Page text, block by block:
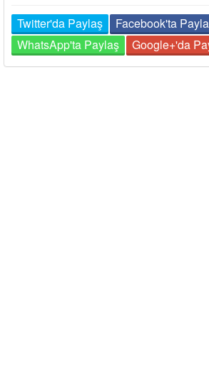
Twitter'da Paylaş
Facebook'ta
WhatsApp'ta Paylaş
Google+'da